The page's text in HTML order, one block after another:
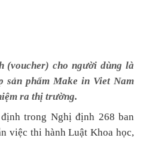
(voucher) cho người dùng là
sản phẩm Make in Viet Nam
ra thị trường.
trong Nghị định 268 ban
việc thi hành Luật Khoa học,